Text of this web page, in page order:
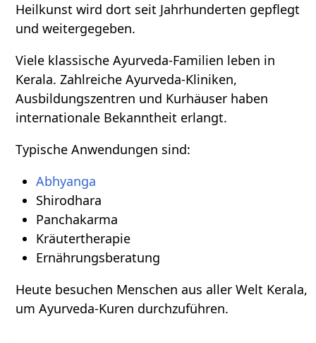
Heilkunst wird dort seit Jahrhunderten gepflegt
und weitergegeben.
Viele klassische Ayurveda-Familien leben in
Kerala. Zahlreiche Ayurveda-Kliniken,
Ausbildungszentren und Kurhäuser haben
internationale Bekanntheit erlangt.
Typische Anwendungen sind:
Abhyanga
Shirodhara
Panchakarma
Kräutertherapie
Ernährungsberatung
Heute besuchen Menschen aus aller Welt Kerala,
um Ayurveda-Kuren durchzuführen.